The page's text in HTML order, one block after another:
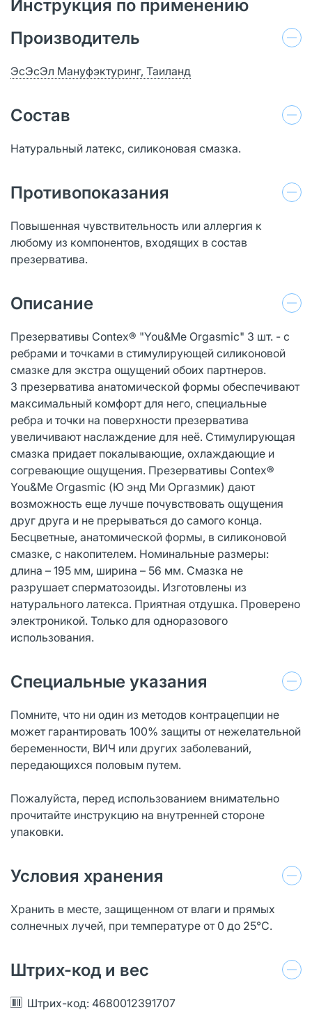
Инструкция по применению
Производитель
ЭсЭсЭл Мануфэктуринг, Таиланд
Состав
Натуральный латекс, силиконовая смазка.
Противопоказания
Повышенная чувствительность или аллергия к
любому из компонентов, входящих в состав
презерватива.
Описание
Презервативы Сontex® "You&Me Orgasmic" 3 шт. - с
ребрами и точками в стимулирующей силиконовой
смазке для экстра ощущений обоих партнеров.
3 презерватива анатомической формы обеспечивают
максимальный комфорт для него, специальные
ребра и точки на поверхности презерватива
увеличивают наслаждение для неё. Стимулирующая
смазка придает покалывающие, охлаждающие и
согревающие ощущения. Презервативы Сontex®
You&Me Orgasmic (Ю энд Ми Оргазмик) дают
возможность еще лучше почувствовать ощущения
друг друга и не прерываться до самого конца.
Бесцветные, анатомической формы, в силиконовой
смазке, с накопителем. Номинальные размеры:
длина – 195 мм, ширина – 56 мм. Смазка не
разрушает сперматозоиды. Изготовлены из
натурального латекса. Приятная отдушка. Проверено
электроникой. Только для одноразового
использования.
Специальные указания
Помните, что ни один из методов контрацепции не
может гарантировать 100% защиты от нежелательной
беременности, ВИЧ или других заболеваний,
передающихся половым путем.
Пожалуйста, перед использованием внимательно
прочитайте инструкцию на внутренней стороне
упаковки.
Условия хранения
Хранить в месте, защищенном от влаги и прямых
солнечных лучей, при температуре от 0 до 25°С.
Штрих-код и вес
Штрих-код: 4680012391707